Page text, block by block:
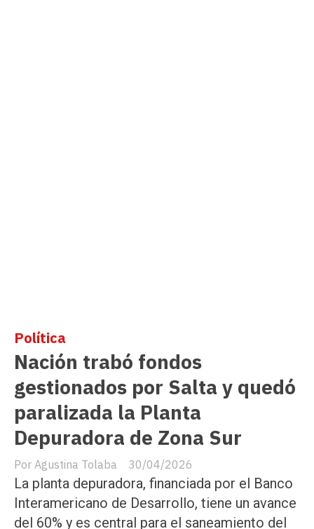
Nación trabó fondos
gestionados por Salta y quedó
paralizada la Planta
Depuradora de Zona Sur
Agustina Tolaba
Política
30/04/2026
La planta depuradora, financiada por el Banco
Interamericano de Desarrollo, tiene un avance
del 60% y es central para el saneamiento del